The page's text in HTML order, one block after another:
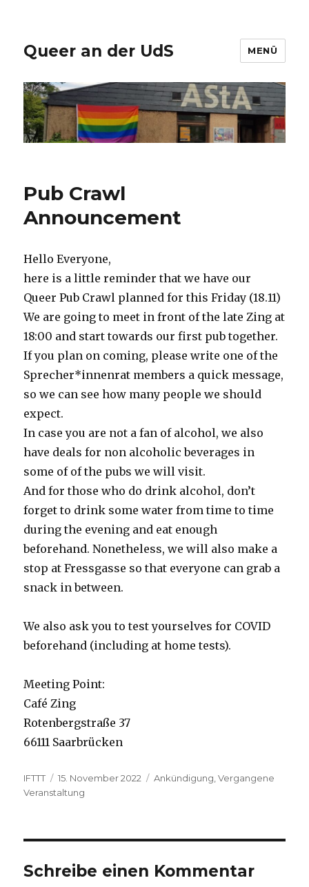
Queer an der UdS MENÜ
Pub Crawl
Announcement
Hello Everyone,
here is a little reminder that we have our
Queer Pub Crawl planned for this Friday (18.11)
We are going to meet in front of the late Zing at
18:00 and start towards our first pub together.
If you plan on coming, please write one of the
Sprecher*innenrat members a quick message,
so we can see how many people we should
expect.
In case you are not a fan of alcohol, we also
have deals for non alcoholic beverages in
some of of the pubs we will visit.
And for those who do drink alcohol, don’t
forget to drink some water from time to time
during the evening and eat enough
beforehand. Nonetheless, we will also make a
stop at Fressgasse so that everyone can grab a
snack in between.
We also ask you to test yourselves for COVID
beforehand (including at home tests).
Meeting Point:
Café Zing
Rotenbergstraße 37
66111 Saarbrücken
Autor
IFTTT
Veröffentlicht
am
15. November 2022 Kategorien
Ankündigung,Vergangene
Veranstaltung
Schreibe einen Kommentar